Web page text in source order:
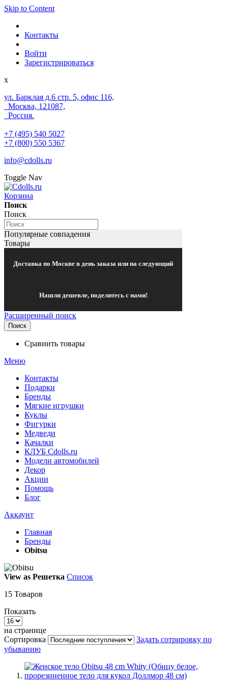
Skip to Content
Контакты
Войти
Зарегистрироваться
x
ул. Барклая д.6 стр. 5, офис 116,
Москва, 121087,
Россия.
+7 (495) 540 5027
+7 (800) 550 5367
info@cdolls.ru
Toggle Nav
Корзина
Поиск
Поиск
Популярные совпадения
Товары
Доставка по Москве в день заказа или на следующий
Нашли дешевле, поделитесь с нами!
Расширенный поиск
Поиск
Сравнить товары
Меню
Контакты
Подарки
Бренды
Мягкие игрушки
Куклы
Фигурки
Медведи
Качалки
КЛУБ Cdolls.ru
Модели автомобилей
Декор
Акции
Помощь
Блог
Аккаунт
Главная
Бренды
Obitsu
View as Решетка Список
15 Товаров
Показать
на странице
Сортировка
Задать сотрировку по
убыванию